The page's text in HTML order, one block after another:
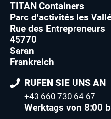
TITAN Containers
Parc d’activités les
Rue des Entrepreneurs
45770
Saran
Frankreich
RUFEN SIE UNS AN
+43 660 730 64 67
Werktags von 8:00